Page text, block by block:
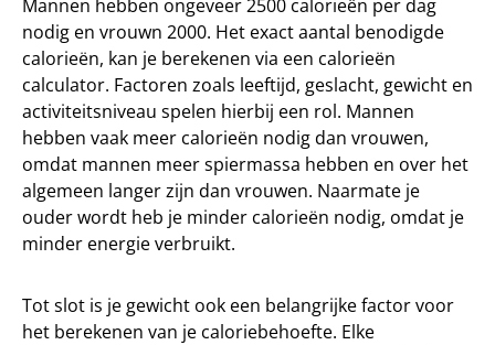
Mannen hebben ongeveer 2500 calorieën per dag
nodig en vrouwn 2000. Het exact aantal benodigde
calorieën, kan je berekenen via een calorieën
calculator. Factoren zoals leeftijd, geslacht, gewicht en
activiteitsniveau spelen hierbij een rol. Mannen
hebben vaak meer calorieën nodig dan vrouwen,
omdat mannen meer spiermassa hebben en over het
algemeen langer zijn dan vrouwen. Naarmate je
ouder wordt heb je minder calorieën nodig, omdat je
minder energie verbruikt.
Tot slot is je gewicht ook een belangrijke factor voor
het berekenen van je caloriebehoefte. Elke